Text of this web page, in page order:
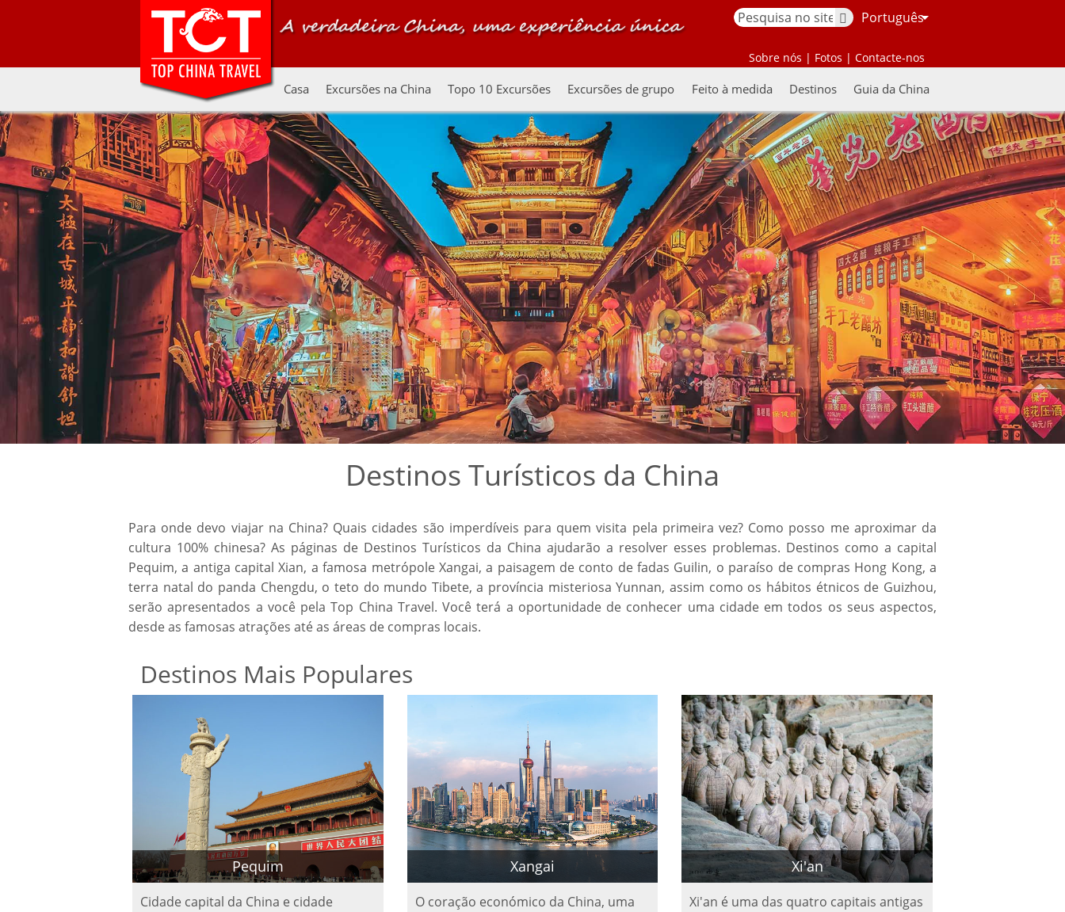
Português
Sobre nós | Fotos | Contacte-nos
Casa Excursões na China Topo 10 Excursões Excursões de grupo Feito à medida Destinos Guia da China
Destinos Turísticos da China
Para onde devo viajar na China? Quais cidades são imperdíveis para quem visita pela primeira vez? Como posso me aproximar da
cultura 100% chinesa? As páginas de Destinos Turísticos da China ajudarão a resolver esses problemas. Destinos como a capital
Pequim, a antiga capital Xian, a famosa metrópole Xangai, a paisagem de conto de fadas Guilin, o paraíso de compras Hong Kong, a
terra natal do panda Chengdu, o teto do mundo Tibete, a província misteriosa Yunnan, assim como os hábitos étnicos de Guizhou,
serão apresentados a você pela Top China Travel. Você terá a oportunidade de conhecer uma cidade em todos os seus aspectos,
desde as famosas atrações até as áreas de compras locais.
Destinos Mais Populares
Pequim
Cidade capital da China e cidade
Xangai
O coração económico da China, uma
Xi'an
Xi'an é uma das quatro capitais antigas